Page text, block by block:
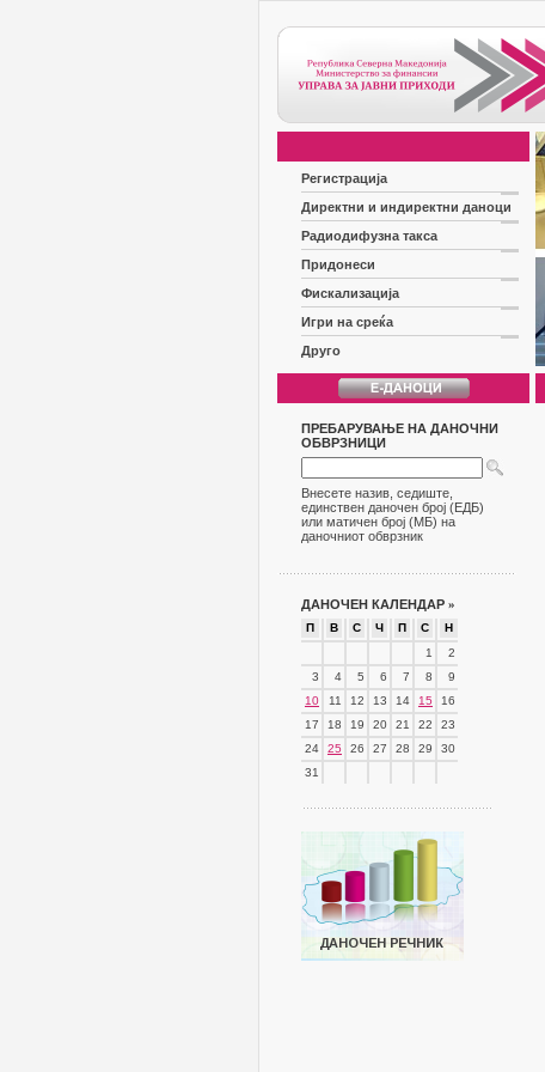
Регистрација
Директни и индиректни даноци
Радиодифузна такса
Придонеси
Фискализација
Игри на среќа
Друго
ПРЕБАРУВАЊЕ НА ДАНОЧНИ
ОБВРЗНИЦИ
Внесете назив, седиште,
единствен даночен број (ЕДБ)
или матичен број (МБ) на
даночниот обврзник
ДАНОЧЕН КАЛЕНДАР »
П В С Ч П С
Н
1
2
3
4 5 6 7 8
9
10
11 12 13 14 15
16
17
18 19 20 21 22
23
24
25 26 27 28 29
30
31